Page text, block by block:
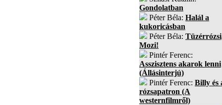
Gondolatban
Péter Béla: Halál a
kukoricásban
Péter Béla:
Mozi!
Pintér Ferenc:
Asszisztens akarok lenni
(Állásinterjú)
Pintér Ferenc: Billy és
rózsapatron (A
westernfilmről)